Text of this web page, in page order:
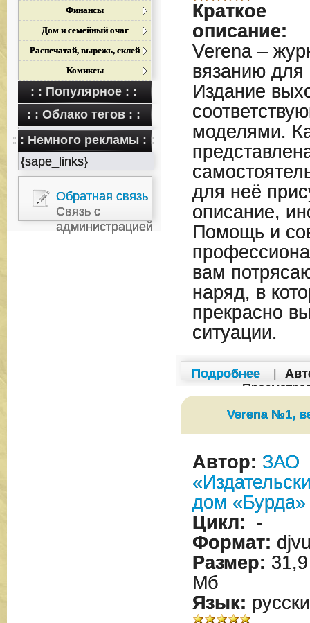
Финансы
Дом и семейный очаг
Распечатай, вырежь, склей
Комиксы
: : Популярное : :
: : Облако тегов : :
: : Немного рекламы : :
{sape_links}
Обратная связь
Связь с
администрацией
Краткое
описание:
Verena –
вязанию для
Издание
моделями.
для неё
описание,
Помощь и
вам
наряд, в
прекрасно
ситуации.
Подробнее
Verena №1,
Автор: ЗАО
дом «Бурда»
Цикл: -
Формат:
Размер: 31,9
Мб
Язык: